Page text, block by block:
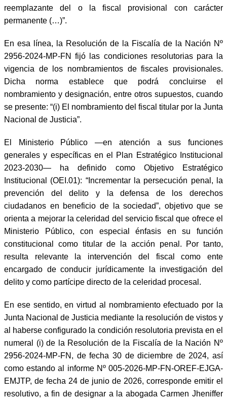
reemplazante del o la fiscal provisional con carácter
permanente (…)”.
En esa línea, la Resolución de la Fiscalía de la Nación Nº
2956-2024-MP-FN fijó las condiciones resolutorias para la
vigencia de los nombramientos de fiscales provisionales.
Dicha norma establece que podrá concluirse el
nombramiento y designación, entre otros supuestos, cuando
se presente: “(i) El nombramiento del fiscal titular por la Junta
Nacional de Justicia”.
El Ministerio Público —en atención a sus funciones
generales y específicas en el Plan Estratégico Institucional
2023-2030— ha definido como Objetivo Estratégico
Institucional (OEI.01): “Incrementar la persecución penal, la
prevención del delito y la defensa de los derechos
ciudadanos en beneficio de la sociedad”, objetivo que se
orienta a mejorar la celeridad del servicio fiscal que ofrece el
Ministerio Público, con especial énfasis en su función
constitucional como titular de la acción penal. Por tanto,
resulta relevante la intervención del fiscal como ente
encargado de conducir jurídicamente la investigación del
delito y como partícipe directo de la celeridad procesal.
En ese sentido, en virtud al nombramiento efectuado por la
Junta Nacional de Justicia mediante la resolución de vistos y
al haberse configurado la condición resolutoria prevista en el
numeral (i) de la Resolución de la Fiscalía de la Nación Nº
2956-2024-MP-FN, de fecha 30 de diciembre de 2024, así
como estando al informe Nº 005-2026-MP-FN-OREF-EJGA-
EMJTP, de fecha 24 de junio de 2026, corresponde emitir el
resolutivo, a fin de designar a la abogada Carmen Jheniffer